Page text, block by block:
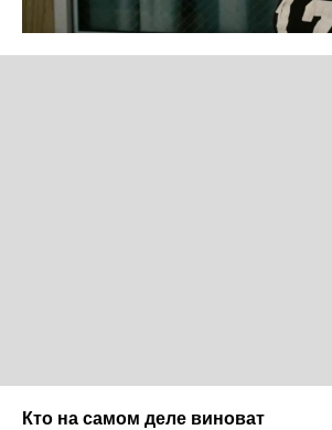
Кто на самом деле виноват